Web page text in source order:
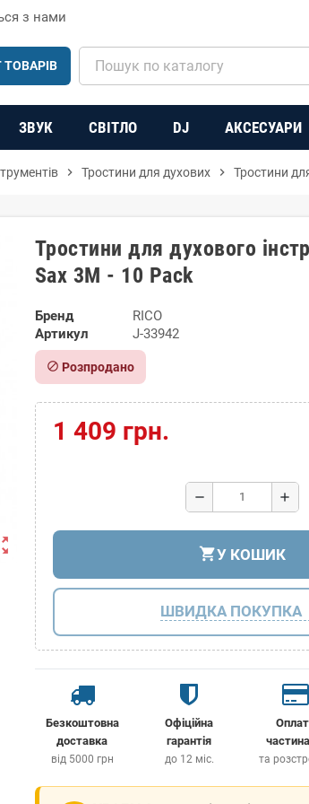
з нами
ТОВАРІВ
ЗВУК СВІТЛО DJ АКСЕСУАРИ
chevron_right Тростини для духових chevron_right Тростини
Тростини для духового
Sax 3M - 10 Pack
Бренд
RICO
Артикул
J-33942
block Розпродано
1 409 грн.
remove add
shopping_cartУ КОШИК
ШВИДКА ПОКУПКА
Безкоштовна
доставка
від 5000 грн
Офіційна
гарантія
до 12 міс. та